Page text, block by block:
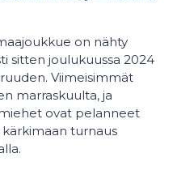
on nähty
sitten joulukuussa 2024
Viimeisimmät
marraskuulta, ja
ovat pelanneet
turnaus